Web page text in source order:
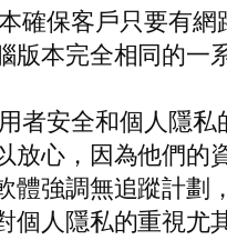
確保客戶只要有
版本完全相同的一
者安全和個人隱
放心，因為他們
體強調無追蹤計劃
個人隱私的重視尤